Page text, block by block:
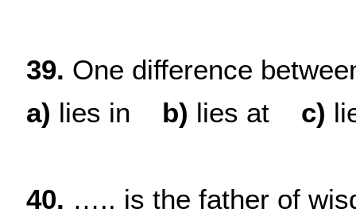
39. One difference
a) lies in b) lies at c)
40. ….. is the father of